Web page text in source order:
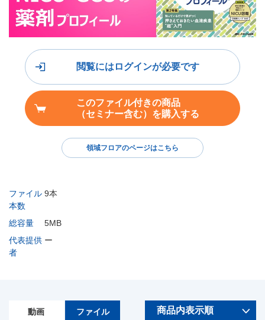
ファイル
本数
9本
総容量
5MB
代表提供
者
ー
閲覧にはログインが必要です
このファイル付きの商品
（セミナー含む）を購入する
領域フロアのページはこちら
動画 ファイル